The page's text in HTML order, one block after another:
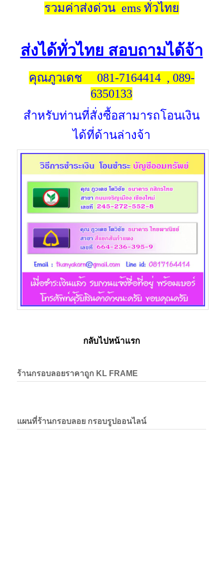
รวมค่าส่งด่วน ems ทั่วไทย
ส่งได้ทั่วไทย สอบถามได้จ้า
คุณภูวเดช 081-7164414 , 089-
6350133
สำหรับท่านที่สั่งซื้อสามารถโอนเงิน
ได้ที่ด้านล่างจ้า
กลับไปหน้าแรก
ร้านกรอบลอยราคาถูก KL FRAME
แผนที่ร้านกรอบลอย กรอบรูปออนไลน์